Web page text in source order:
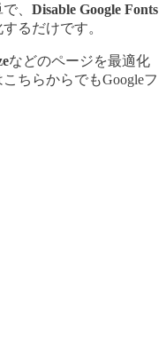
、 Disable Google Fonts
るだけです。
などのページを最適化
ちらからでもGoogleフ